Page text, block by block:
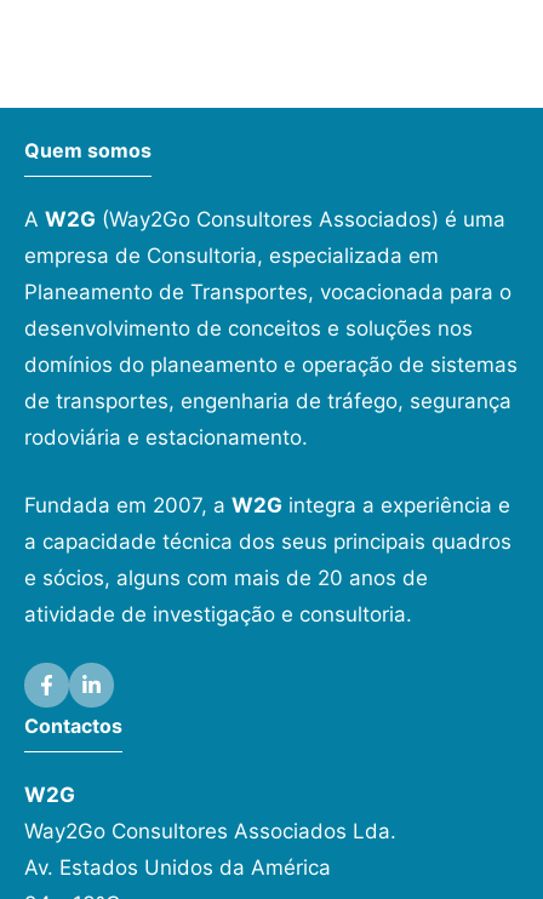
Quem somos
A W2G (Way2Go Consultores Associados) é uma
empresa de Consultoria, especializada em
Planeamento de Transportes, vocacionada para o
desenvolvimento de conceitos e soluções nos
domínios do planeamento e operação de sistemas
de transportes, engenharia de tráfego, segurança
rodoviária e estacionamento.
Fundada em 2007, a W2G integra a experiência e
a capacidade técnica dos seus principais quadros
e sócios, alguns com mais de 20 anos de
atividade de investigação e consultoria.
Contactos
W2G
Way2Go Consultores Associados Lda.
Av. Estados Unidos da América